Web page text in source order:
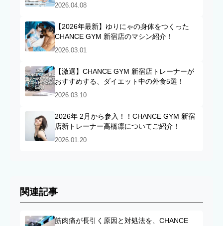
2026.04.08
【2026年最新】ゆりにゃの身体をつくった
CHANCE GYM 新宿店のマシン紹介！
2026.03.01
【激選】CHANCE GYM 新宿店トレーナーが
おすすめする、ダイエット中の外食5選！
2026.03.10
2026年 2月から参入！！CHANCE GYM 新宿
店新トレーナー高橋凛についてご紹介！
2026.01.20
関連記事
筋肉痛が長引く原因と対処法を、CHANCE